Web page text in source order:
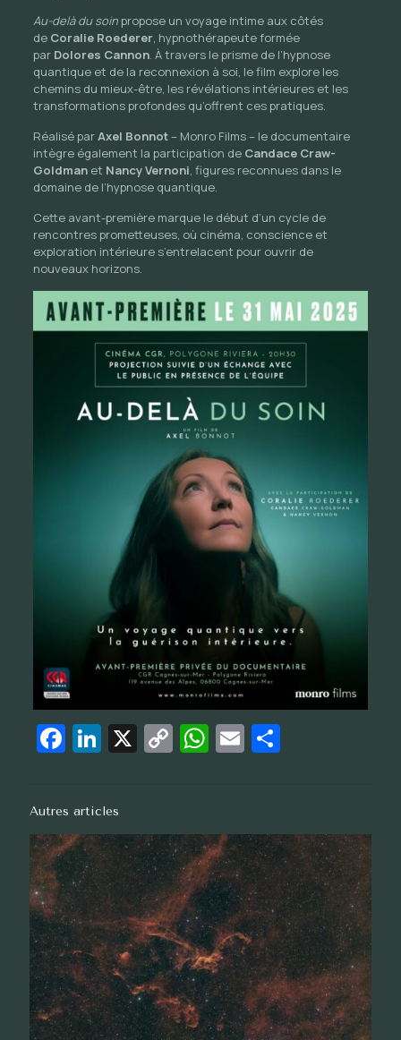
Au-delà du soinpropose un voyage intime aux côtés
de Coralie Roederer, hypnothérapeute formée
par Dolores Cannon. À travers le prisme de l’hypnose
quantique et de la reconnexion à soi, le film explore les
chemins du mieux-être, les révélations intérieures et les
transformations profondes qu’offrent ces pratiques.
Réalisé parAxel Bonnot– Monro Films – le documentaire
intègre également la participation de Candace Craw-
Goldmanet Nancy Vernoni, figures reconnues dans le
domaine de l’hypnose quantique.
Cette avant-première marque le début d’un cycle de
rencontres prometteuses, où cinéma, conscience et
exploration intérieure s’entrelacent pour ouvrir de
nouveaux horizons.
Facebook
LinkedIn
X CopyWhatsApp
EmailPartager
Autres articles